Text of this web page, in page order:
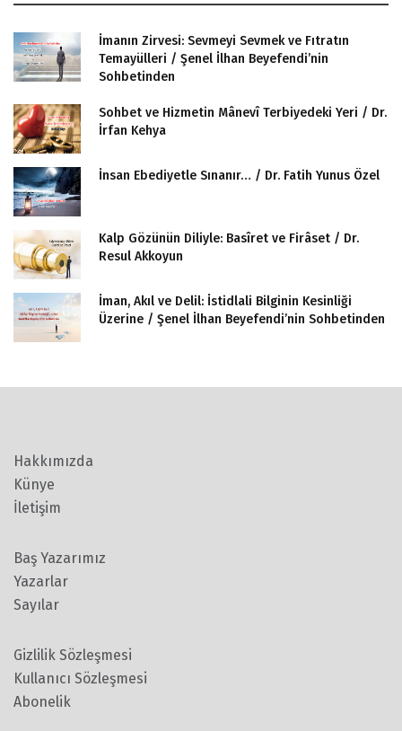
İmanın Zirvesi: Sevmeyi Sevmek ve Fıtratın
Temayülleri / Şenel İlhan Beyefendi’nin
Sohbetinden
Sohbet ve Hizmetin Mânevî Terbiyedeki Yeri / Dr.
İrfan Kehya
İnsan Ebediyetle Sınanır… / Dr. Fatih Yunus Özel
Kalp Gözünün Diliyle: Basîret ve Firâset / Dr.
Resul Akkoyun
İman, Akıl ve Delil: İstidlali Bilginin Kesinliği
Üzerine / Şenel İlhan Beyefendi’nin Sohbetinden
Hakkımızda
Künye
İletişim
Baş Yazarımız
Yazarlar
Sayılar
Gizlilik Sözleşmesi
Kullanıcı Sözleşmesi
Abonelik